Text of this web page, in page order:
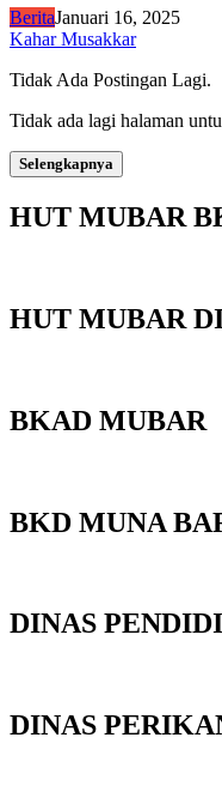
BeritaJanuari 16, 2025
Kahar Musakkar
Tidak Ada Postingan Lagi.
Tidak ada lagi halaman
Selengkapnya
HUT MUBAR
HUT MUBAR
BKAD MUBAR
BKD MUNA
DINAS
DINAS